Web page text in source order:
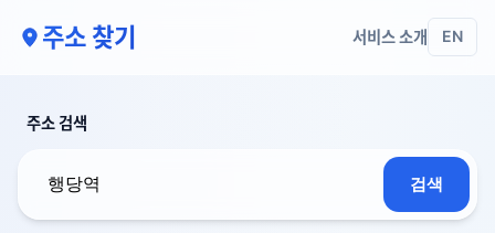
주소 찾기 서비스 소개 EN
주소 검색
검색